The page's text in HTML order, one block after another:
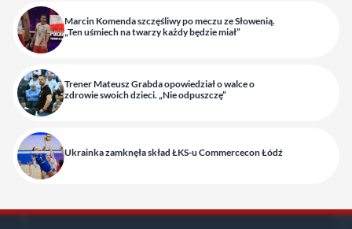
Marcin Komenda szczęśliwy po meczu ze Słowenią.
„Ten uśmiech na twarzy każdy będzie miał”
Trener Mateusz Grabda opowiedział o walce o
zdrowie swoich dzieci. „Nie odpuszczę”
Ukrainka zamknęła skład ŁKS-u Commercecon Łódź